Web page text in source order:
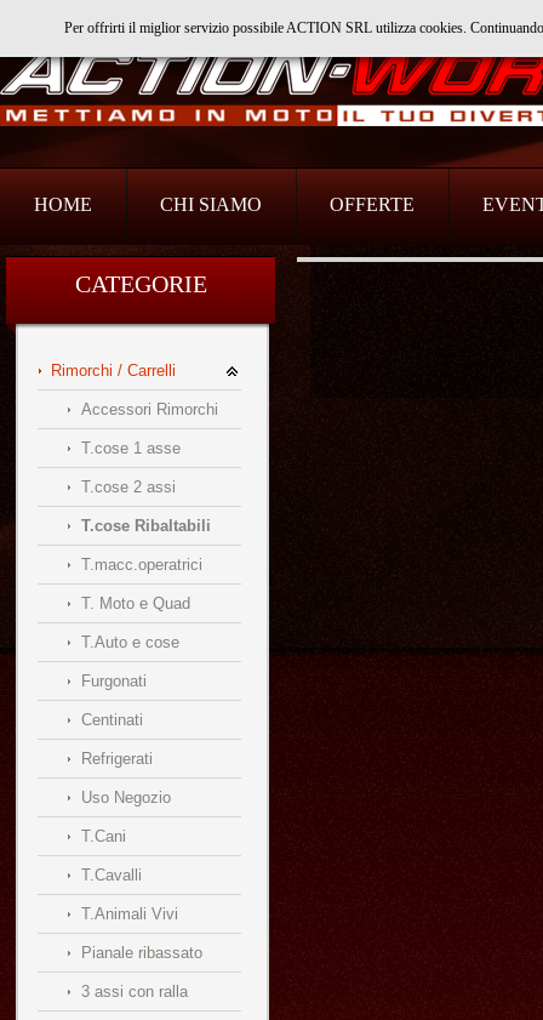
HOME CHI SIAMO OFFERTE
CATEGORIE
Rimorchi / Carrelli
Accessori Rimorchi
T.cose 1 asse
T.cose 2 assi
T.cose Ribaltabili
T.macc.operatrici
T. Moto e Quad
T.Auto e cose
Furgonati
Centinati
Refrigerati
Uso Negozio
T.Cani
T.Cavalli
T.Animali Vivi
Pianale ribassato
3 assi con ralla
Per offrirti il miglior servizio possibile ACTION SRL utilizza cookies.